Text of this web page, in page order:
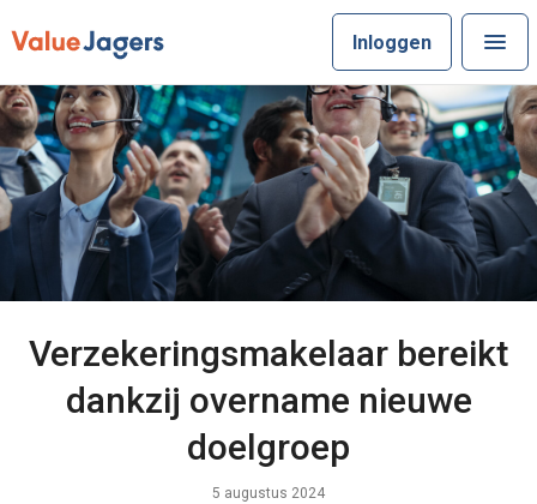
Inloggen
Verzekeringsmakelaar bereikt
dankzij overname nieuwe
doelgroep
5 augustus 2024